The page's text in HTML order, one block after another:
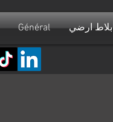
Général بلاط ارضي